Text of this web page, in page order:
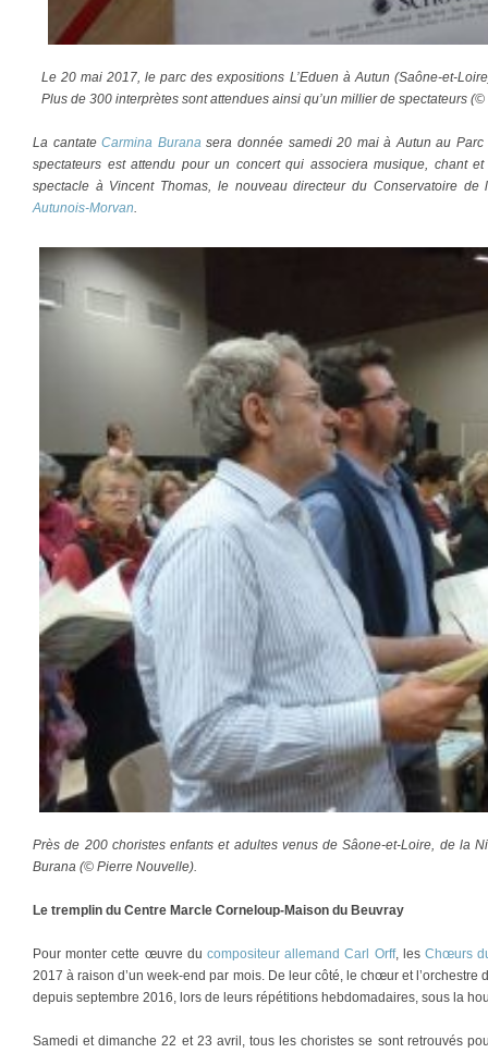
Le 20 mai 2017, le parc des expositions L’Eduen à Autun (Saône-et-
Plus de 300 interprètes sont attendues ainsi qu’un millier de spectateurs
La cantateCarmina Burana sera donnée samedi 20 mai à Autun au
spectateurs est attendu pour un concert qui associera musique, chant
spectacle à Vincent Thomas, le nouveau directeur du Conservatoire
Autunois-Morvan
Près de 200 choristes enfants et adultes venus de Sâone-et-Loire, de la
Burana (© Pierre Nouvelle).
Le tremplin du Centre Marcle Corneloup-Maison du Beuvray
Pour monter cette œuvre ducompositeur allemand Carl Orff, lesChœurs
2017 à raison d’un week-end par mois. De leur côté, le chœur et
depuis septembre 2016, lors de leurs répétitions hebdomadaires, sous la
Samedi et dimanche 22 et 23 avril, tous les choristes se sont retrouvés